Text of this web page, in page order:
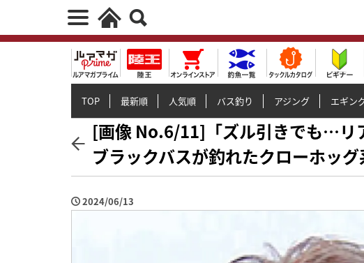
TOP 最新順 人気順 バス釣り アジング エギン
[画像 No.6/11]「ズル引きでも…リ
ブラックバスが釣れたクローホッグ
2024/06/13